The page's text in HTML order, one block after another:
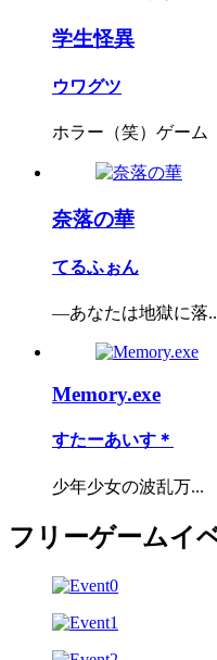
学生怪異
ウワグツ
ホラー（笑）ゲーム
奈落の華
てるふぉん
―あなたは地獄に落
Memory.exe
すたーあいす＊
少年少女の波乱万...
フリーゲームイ